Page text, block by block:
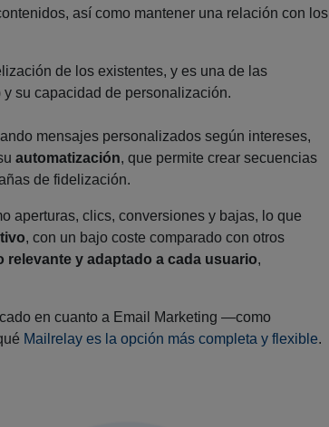
así como mantener una relación con los
de los existentes, y es una de las
su capacidad de personalización.
mensajes personalizados según intereses,
automatización, que permite crear secuencias
de fidelización.
aperturas, clics, conversiones y bajas, lo que
, con un bajo coste comparado con otros
relevante y adaptado a cada usuario,
en cuanto a Email Marketing —como
Mailrelay es la opción más completa y flexible.